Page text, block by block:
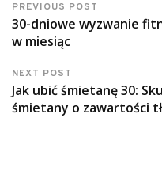
PREVIOUS POST
30-dniowe wyzwanie
w miesiąc
NEXT POST
Jak ubić śmietanę 30:
śmietany o zawartości